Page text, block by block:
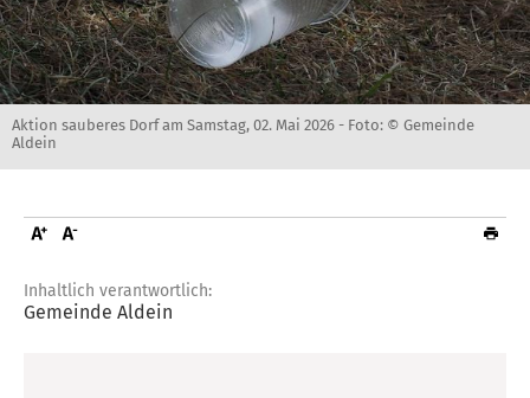
Aktion sauberes Dorf am Samstag, 02. Mai 2026 - Foto: © Gemeinde
Aldein
Inhaltlich verantwortlich:
Gemeinde Aldein